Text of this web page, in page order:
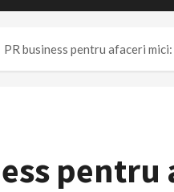
PR business pentru afaceri
pentru